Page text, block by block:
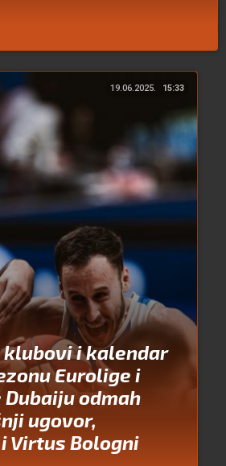
19.06.2025. 15:33
i kalendar
Eurolige i
Dubaiju odmah
ugovor,
Virtus Bologni